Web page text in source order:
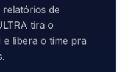
relatórios de
tira o
libera o time pra